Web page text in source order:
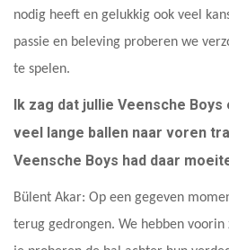
nodig heeft en gelukkig ook veel
passie en beleving proberen we
te spelen.
Ik zag dat jullie Veensche
veel lange ballen naar voren
Veensche Boys had daar
Bülent Akar: Op een gegeven
terug gedrongen. We hebben voorin